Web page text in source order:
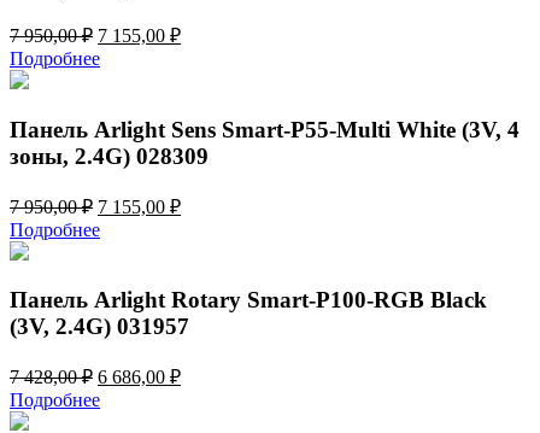
7 950,00₽ Первоначальная
цена
составляла
950,00 ₽.
7 155,00 ₽Текущая
Подробнее
Панель Arlight Sens Smart-P55-Multi White (3V, 4
зоны, 2.4G) 028309
7 950,00₽ Первоначальная
цена
составляла
950,00 ₽.
7 155,00 ₽Текущая
Подробнее
Панель Arlight Rotary Smart-P100-RGB Black
(3V, 2.4G) 031957
7 428,00₽ Первоначальная
цена
составляла
6 686,00 ₽Текущая
Подробнее